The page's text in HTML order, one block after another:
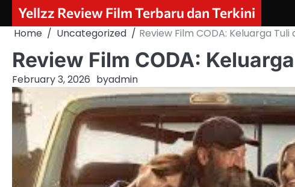
Skip
content
Yellzz Review Film Terbaru dan Terkini
Home Uncategorized Review Film CODA: Keluarga
Review Film CODA:
February 3, 2026 byadmin